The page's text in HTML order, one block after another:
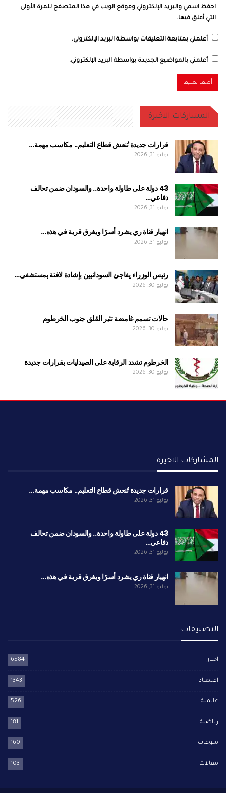
احفظ اسمي والبريد الإلكتروني وموقع الويب في هذا المتصفح للمرة الأولى
التي أعلق فيها.
أعلمني بمتابعة التعليقات بواسطة البريد الإلكتروني.
أعلمني بالمواضيع الجديدة بواسطة البريد الإلكتروني.
المشاركات الاخيرة
قرارات جديدة تُنعش قطاع التعليم.. مكاسب مهمة…
يوليو 31, 2026
43 دولة على طاولة واحدة.. والسودان ضمن تحالف
دفاعي…
يوليو 31, 2026
انهيار قناة ري يشرد أسرًا ويغرق قرية في هذه…
يوليو 31, 2026
رئيس الوزراء يفاجئ السودانيين بإشادة لافتة بمستشفى…
يوليو 30, 2026
حالات تسمم غامضة تثير القلق جنوب الخرطوم
يوليو 30, 2026
الخرطوم تشدد الرقابة على الصيدليات بقرارات جديدة
يوليو 30, 2026
المشاركات الاخيرة
قرارات جديدة تُنعش قطاع التعليم.. مكاسب مهمة…
يوليو 31, 2026
43 دولة على طاولة واحدة.. والسودان ضمن تحالف
دفاعي…
يوليو 31, 2026
انهيار قناة ري يشرد أسرًا ويغرق قرية في هذه…
يوليو 31, 2026
التصنيفات
اخبار 6584
اقتصاد 1343
عالمية 526
رياضية 181
منوعات 160
مقالات 103